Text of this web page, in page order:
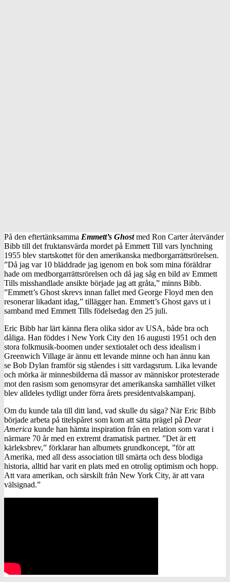
På den eftertänksamma Emmett’s Ghostmed Ron Carter återvänder
Bibb till det fruktansvärda mordet på Emmett Till vars lynchning
1955 blev startskottet för den amerikanska medborgarrättsrörelsen.
”Då jag var 10 bläddrade jag igenom en bok som mina föräldrar
hade om medborgarrättsrörelsen och då jag såg en bild av Emmett
Tills misshandlade ansikte började jag att gråta,” minns Bibb.
”Emmett’s Ghost skrevs innan fallet med George Floyd men den
resonerar likadant idag,” tillägger han. Emmett’s Ghost gavs ut i
samband med Emmett Tills födelsedag den 25 juli.
Eric Bibb har lärt känna flera olika sidor av USA, både bra och
dåliga. Han föddes i New York City den 16 augusti 1951 och den
stora folkmusik-boomen under sextiotalet och dess idealism i
Greenwich Village är ännu ett levande minne och han ännu kan
se Bob Dylan framför sig ståendes i sitt vardagsrum. Lika levande
och mörka är minnesbilderna då massor av människor protesterade
mot den rasism som genomsyrar det amerikanska samhället vilket
blev alldeles tydligt under förra årets presidentvalskampanj.
Om du kunde tala till ditt land, vad skulle du säga? När Eric Bibb
började arbeta på titelspåret som kom att sätta prägel på Dear
America kunde han hämta inspiration från en relation som varat i
närmare 70 år med en extremt dramatisk partner. ”Det är ett
kärleksbrev,” förklarar han albumets grundkoncept, ”för att
Amerika, med all dess association till smärta och dess blodiga
historia, alltid har varit en plats med en otrolig optimism och hopp.
Att vara amerikan, och särskilt från New York City, är att vara
välsignad.”